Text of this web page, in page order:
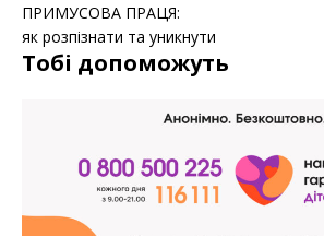
ПРИМУСОВА ПРАЦЯ:
як розпізнати та уникнути
Тобі допоможуть